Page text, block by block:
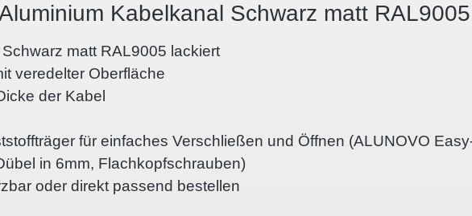
Kabelkanal Schwarz matt
matt RAL9005 lackiert
veredelter Oberfläche
der Kabel
für einfaches Verschließen und Öffnen (ALUNOVO
in 6mm, Flachkopfschrauben)
oder direkt passend bestellen